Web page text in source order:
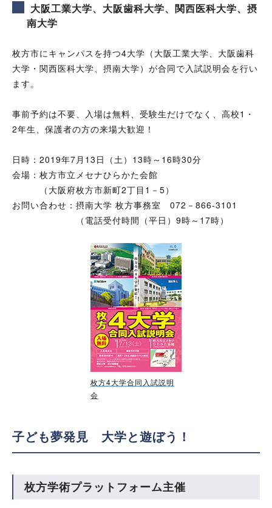
大阪工業大学、大阪歯科大学、関西医科大学、摂
南大学
枚方4大学合同入試説明
会
枚方市にキャンパスを持つ4大学（大阪工業大学、大阪歯科
大学・関西医科大学、摂南大学）が合同で入試説明会を行い
ます。
事前予約は不要、入場は無料、受験生だけでなく、高校1・
2年生、保護者の方の来場大歓迎！
日時：2019年7月13日（土）13時～16時30分
会場：枚方市立メセナひらかた会館
（大阪府枚方市新町2丁目1－5）
お問い合わせ：摂南大学 枚方事務室 072－866-3101
（電話受付時間（平日）9時～17時）
子ども夢発見 大学と遊ぼう！
枚方学術プラットフォーム主催